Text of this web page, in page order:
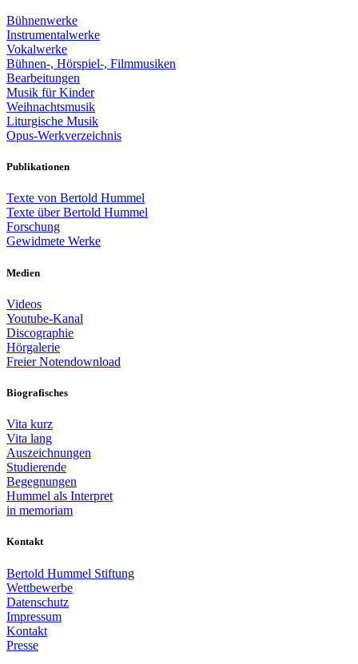
Bühnenwerke
Instrumentalwerke
Vokalwerke
Bühnen-, Hörspiel-, Filmmusiken
Bearbeitungen
Musik für Kinder
Weihnachtsmusik
Liturgische Musik
Opus-Werkverzeichnis
Publikationen
Texte von Bertold Hummel
Texte über Bertold Hummel
Forschung
Gewidmete Werke
Medien
Videos
Youtube-Kanal
Discographie
Hörgalerie
Freier Notendownload
Biografisches
Vita kurz
Vita lang
Auszeichnungen
Studierende
Begegnungen
Hummel als Interpret
in memoriam
Kontakt
Bertold Hummel Stiftung
Wettbewerbe
Datenschutz
Impressum
Kontakt
Presse